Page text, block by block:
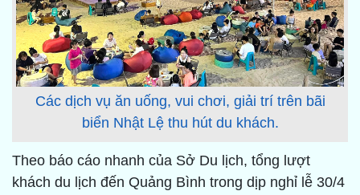
Các dịch vụ ăn uống, vui chơi, giải trí trên bãi
biển Nhật Lệ thu hút du khách.
Theo báo cáo nhanh của Sở Du lịch, tổng lượt
khách du lịch đến Quảng Bình trong dịp nghỉ lễ 30/4